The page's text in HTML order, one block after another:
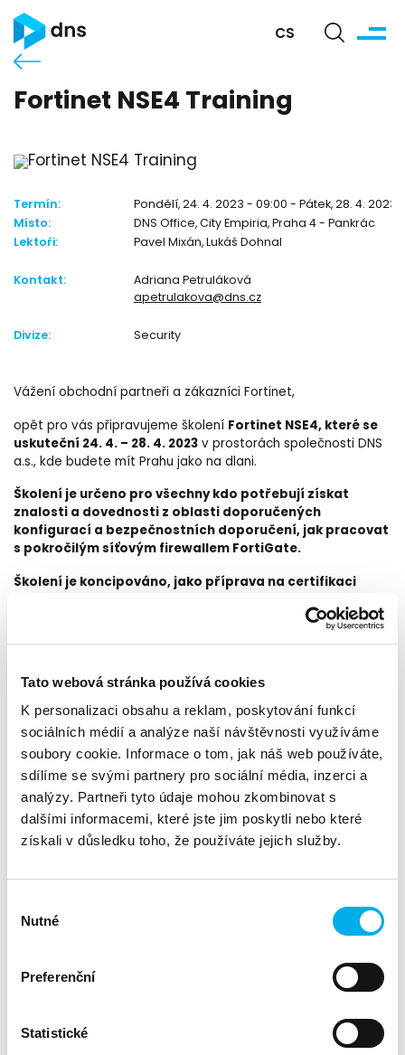
Tato webová stránka používá cookies
K personalizaci obsahu a reklam, poskytování funkcí
sociálních médií a analýze naší návštěvnosti využíváme
soubory cookie. Informace o tom, jak náš web používáte,
sdílíme se svými partnery pro sociální média, inzerci a
analýzy. Partneři tyto údaje mohou zkombinovat s
dalšími informacemi, které jste jim poskytli nebo které
získali v důsledku toho, že používáte jejich služby.
souhlasu
Nutné
Preferenční
Statistické
CS
Fortinet NSE4 Training
Termín: Pondělí, 24. 4. 2023 - 09:00 - Pátek, 28. 4. 2023
Místo: DNS Office, City Empiria, Praha 4 - Pankrác
Lektoři: Pavel Mixán, Lukáš Dohnal
Kontakt:
Adriana Petruláková
apetrulakova@dns.cz
Divize: Security
Vážení obchodní partneři a zákazníci Fortinet,
opět pro vás připravujeme školení Fortinet NSE4, které se
uskuteční 24. 4. – 28. 4. 2023v prostorách společnosti DNS
a.s., kde budete mít Prahu jako na dlani.
Školení je určeno pro všechny kdo potřebují získat
znalosti a dovednosti z oblasti doporučených
konfigurací a bezpečnostních doporučení, jak pracovat
s pokročilým síťovým firewallem FortiGate.
Školení je koncipováno, jako příprava na certifikaci
technické pracovníky, kteří potřebují prohloubit znalosti,
znalosti a informace vyzkoušet a prakticky nastavit v našem
labu. Školení je připraveno pro max. 8 účastníků, tak aby byl
zajištěn individuální přístup lektora.
Obsah a náplň školení:
Introduction and Initial Configuration
Security Fabric
Network Address Translation (NAT)